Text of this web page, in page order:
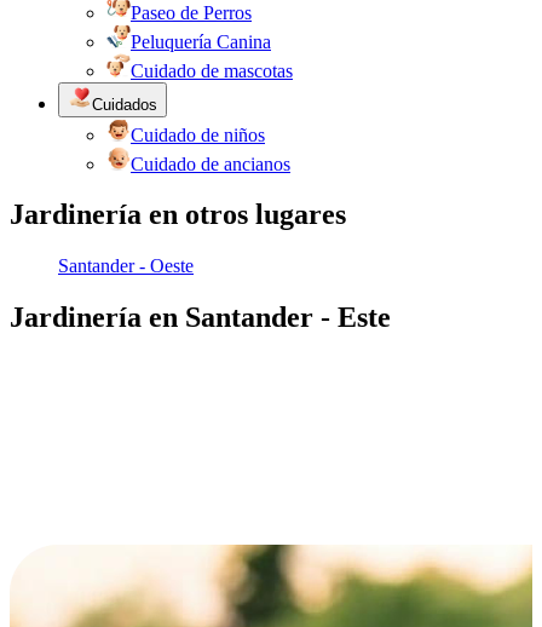
Paseo de Perros
Peluquería Canina
Cuidado de mascotas
Cuidados
Cuidado de niños
Cuidado de ancianos
Jardinería en otros lugares
Santander - Oeste
Jardinería en Santander - Este